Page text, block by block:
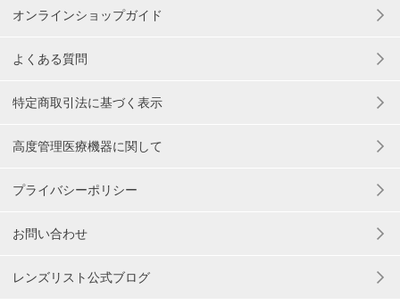
オンラインショップガイド
よくある質問
特定商取引法に基づく表示
高度管理医療機器に関して
プライバシーポリシー
お問い合わせ
レンズリスト公式ブログ